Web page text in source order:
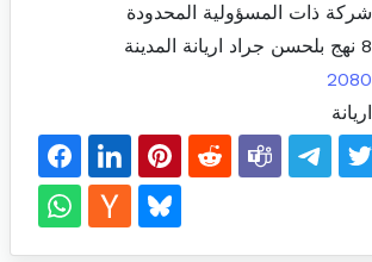
شركة ذات المسؤولية المحدودة
8 نهج بلحسن جراد اريانة المدينة
2080
اريانة